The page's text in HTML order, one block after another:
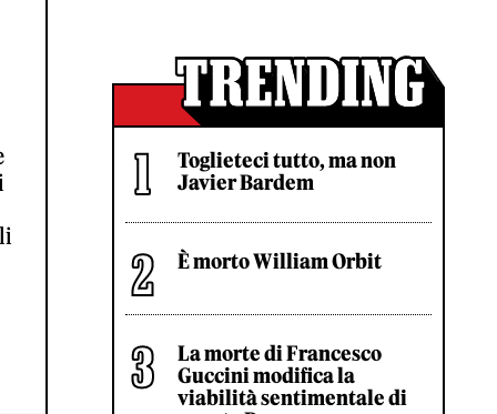
Toglieteci tutto, ma non
Javier Bardem
È morto William Orbit
La morte di Francesco
Guccini modifica la
viabilità sentimentale di